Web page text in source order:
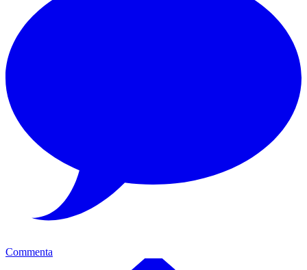
Commenta